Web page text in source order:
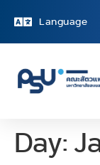
Language
Day: